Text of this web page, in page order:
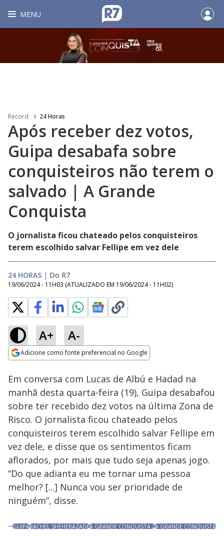
MENU
Record 24 Horas
Após receber dez votos,
Guipa desabafa sobre
conquisteiros não terem o
salvado | A Grande
Conquista
O jornalista ficou chateado pelos conquisteiros
terem escolhido salvar Fellipe em vez dele
24 HORAS | Do R7
19/06/2024 - 11H03 (ATUALIZADO EM 19/06/2024 - 11H02)
A+ A-
Adicione como fonte preferencial no Google
Ativar
Loaded :
14.68%
Em conversa com Lucas de Albú e Hadad na
manhã desta quarta-feira (19), Guipa desabafou
sobre ter recebido dez votos na última Zona de
Risco. O jornalista ficou chateado pelos
conquisteiros terem escolhido salvar Fellipe em
vez dele, e disse que os sentimentos ficam
aflorados, por mais que tudo seja apenas jogo.
“Do que adianta eu me tornar uma pessoa
melhor? [...] Nunca vou ser prioridade de
ninguém”, disse.
GUIPARACHEL SHEHERAZADEA GRANDE CONQUISTA 2A GRANDE CONQUISTA